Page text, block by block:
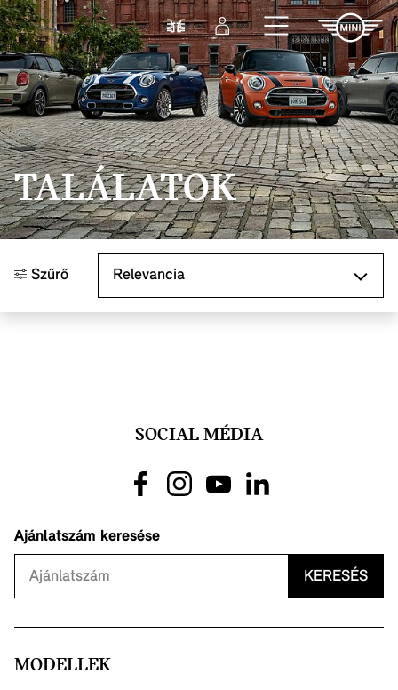
Ugrás a főtartalomra
Összehasonlítás
Bejelentkezés
TALÁLATOK
Szűrő
SOCIAL MÉDIA
Ajánlatszám keresése
KERESÉS
MODELLEK